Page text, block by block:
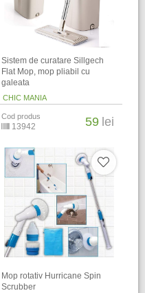
Sistem de curatare Sillgech
Flat Mop, mop pliabil cu
galeata
CHIC MANIA
Cod produs
13942 59 lei
Mop rotativ Hurricane Spin
Scrubber